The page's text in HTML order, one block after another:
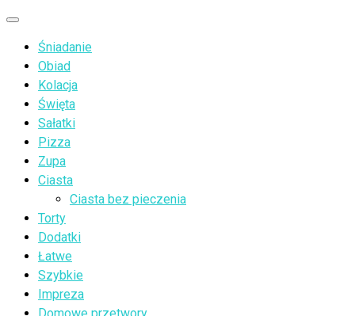
Przejdź
treści
Menu
Śniadanie
Obiad
Kolacja
Święta
Sałatki
Pizza
Zupa
Ciasta
Ciasta bez pieczenia
Torty
Dodatki
Łatwe
Szybkie
Impreza